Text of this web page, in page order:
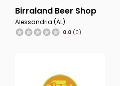
Birraland Beer Shop
Alessandria (AL)
0.0 (0)